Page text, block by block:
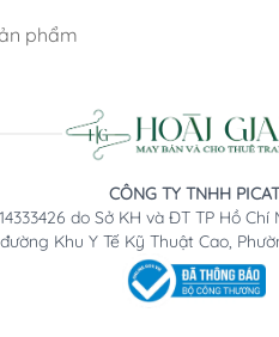
phẩm
CÔNG TY TNHH PICAT
do Sở KH và ĐT TP Hồ
Khu Y Tế Kỹ Thuật Cao,